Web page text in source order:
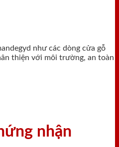
như các dòng cửa gỗ
thiện với môi trường, an toàn
nhận